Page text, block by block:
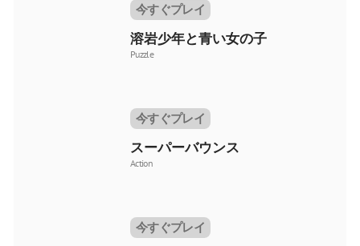
今すぐプレイ
溶岩少年と青い女の子
Puzzle
今すぐプレイ
スーパーバウンス
Action
今すぐプレイ